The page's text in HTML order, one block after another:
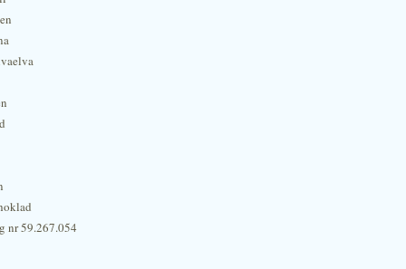
nr 59.267.054